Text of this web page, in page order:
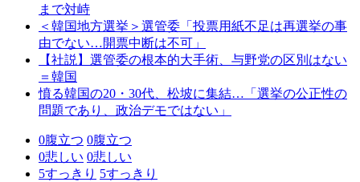
まで対峙
＜韓国地方選挙＞選管委「投票用紙不足は再選挙の事
由でない…開票中断は不可」
【社説】選管委の根本的大手術、与野党の区別はない
＝韓国
憤る韓国の20・30代、松坡に集結…「選挙の公正性の
問題であり、政治デモではない」
0腹立つ 0腹立つ
0悲しい 0悲しい
5すっきり 5すっきり